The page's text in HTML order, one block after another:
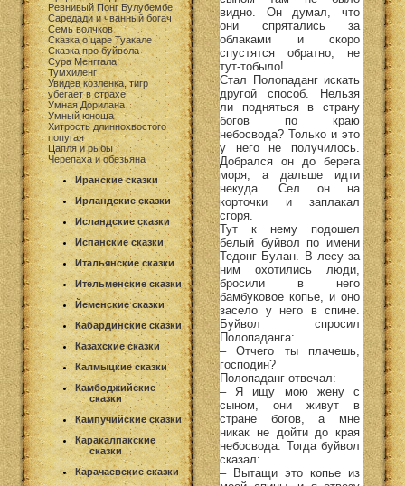
Ревнивый Понг Булубембе
Саредади и чванный богач
Семь волчков
Сказка о царе Туакале
Сказка про буйвола
Сура Менггала
Тумхиленг
Увидев козленка, тигр
убегает в страхе
Умная Дорилана
Умный юноша
Хитрость длиннохвостого
попугая
Цапля и рыбы
Черепаха и обезьяна
Иранские сказки
Ирландские сказки
Исландские сказки
Испанские сказки
Итальянские сказки
Ительменские сказки
Йеменские сказки
Кабардинские сказки
Казахские сказки
Калмыцкие сказки
Камбоджийские
сказки
Кампучийские сказки
Каракалпакские
сказки
Карачаевские сказки
видно. Он думал, что
они спрятались за
облаками и скоро
спустятся обратно, не
тут-тобыло!
Стал Полопаданг искать
другой способ. Нельзя
ли подняться в страну
богов по краю
небосвода? Только и это
у него не получилось.
Добрался он до берега
моря, а дальше идти
некуда. Сел он на
корточки и заплакал
сгоря.
Тут к нему подошел
белый буйвол по имени
Тедонг Булан. В лесу за
ним охотились люди,
бросили в него
бамбуковое копье, и оно
засело у него в спине.
Буйвол спросил
Полопаданга:
– Отчего ты плачешь,
господин?
Полопаданг отвечал:
– Я ищу мою жену с
сыном, они живут в
стране богов, а мне
никак не дойти до края
небосвода. Тогда буйвол
сказал:
– Вытащи это копье из